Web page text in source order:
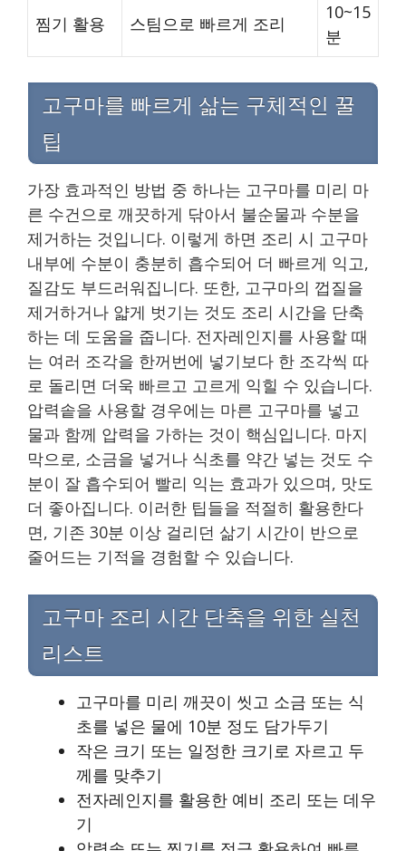
찜기 활용 스팀으로 빠르게 조리
10~15
분
고구마를 빠르게 삶는 구체적인 꿀
팁
가장 효과적인 방법 중 하나는 고구마를 미리 마
른 수건으로 깨끗하게 닦아서 불순물과 수분을
제거하는 것입니다. 이렇게 하면 조리 시 고구마
내부에 수분이 충분히 흡수되어 더 빠르게 익고,
질감도 부드러워집니다. 또한, 고구마의 껍질을
제거하거나 얇게 벗기는 것도 조리 시간을 단축
하는 데 도움을 줍니다. 전자레인지를 사용할 때
는 여러 조각을 한꺼번에 넣기보다 한 조각씩 따
로 돌리면 더욱 빠르고 고르게 익힐 수 있습니다.
압력솥을 사용할 경우에는 마른 고구마를 넣고
물과 함께 압력을 가하는 것이 핵심입니다. 마지
막으로, 소금을 넣거나 식초를 약간 넣는 것도 수
분이 잘 흡수되어 빨리 익는 효과가 있으며, 맛도
더 좋아집니다. 이러한 팁들을 적절히 활용한다
면, 기존 30분 이상 걸리던 삶기 시간이 반으로
줄어드는 기적을 경험할 수 있습니다.
고구마 조리 시간 단축을 위한 실천
리스트
고구마를 미리 깨끗이 씻고 소금 또는 식
초를 넣은 물에 10분 정도 담가두기
작은 크기 또는 일정한 크기로 자르고 두
께를 맞추기
전자레인지를 활용한 예비 조리 또는 데우
기